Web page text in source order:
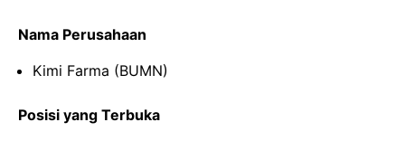
Nama Perusahaan
Kimi Farma (BUMN)
Posisi yang Terbuka